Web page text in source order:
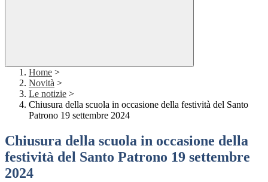
Home >
Novità >
Le notizie >
Chiusura della scuola in occasione della festività del Santo
Patrono 19 settembre 2024
Chiusura della scuola in occasione della
festività del Santo Patrono 19 settembre
2024